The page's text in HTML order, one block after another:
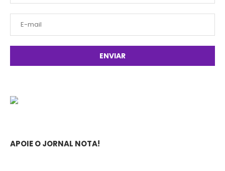
APOIE O JORNAL NOTA!